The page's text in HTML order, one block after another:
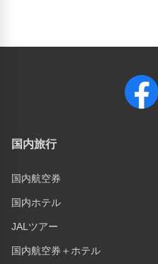
国内旅行
国内航空券
国内ホテル
JALツアー
国内航空券＋ホテル